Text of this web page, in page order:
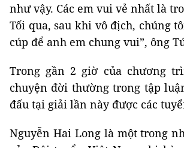
như vậy. Các em vui vẻ nhất là
Tối qua, sau khi vô địch, chúng
cúp để anh em chung vui”, ông
Trong gần 2 giờ của chương
chuyện đời thường trong tập
đấu tại giải lần này được các
Nguyễn Hai Long là một trong